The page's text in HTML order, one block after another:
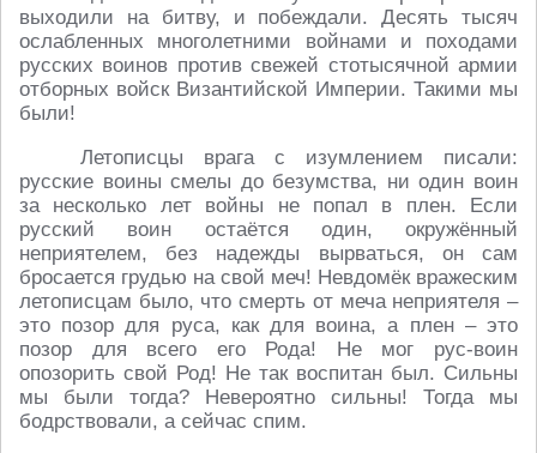
выходили на битву, и побеждали. Десять тысяч
ослабленных многолетними войнами и походами
русских воинов против свежей стотысячной армии
отборных войск Византийской Империи. Такими мы
были!
Летописцы врага с изумлением писали:
русские воины смелы до безумства, ни один воин
за несколько лет войны не попал в плен. Если
русский воин остаётся один, окружённый
неприятелем, без надежды вырваться, он сам
бросается грудью на свой меч! Невдомёк вражеским
летописцам было, что смерть от меча неприятеля –
это позор для руса, как для воина, а плен – это
позор для всего его Рода! Не мог рус-воин
опозорить свой Род! Не так воспитан был. Сильны
мы были тогда? Невероятно сильны! Тогда мы
бодрствовали, а сейчас спим.